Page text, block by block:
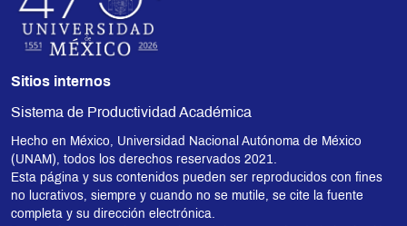
Sitios internos
Sistema de Productividad Académica
Hecho en México, Universidad Nacional Autónoma de México
(UNAM), todos los derechos reservados 2021.
Esta página y sus contenidos pueden ser reproducidos con fines
no lucrativos, siempre y cuando no se mutile, se cite la fuente
completa y su dirección electrónica.